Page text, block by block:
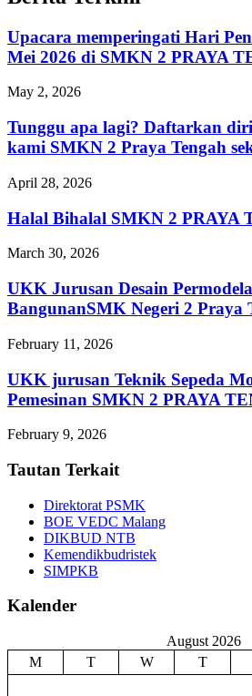
Upacara memperingati Hari
Mei 2026 di SMKN 2 PRAYA
May 2, 2026
Tunggu apa lagi? Daftarkan
kami SMKN 2 Praya Tengah
April 28, 2026
Halal Bihalal SMKN 2 PRAYA
March 30, 2026
UKK Jurusan Desain
BangunanSMK Negeri 2 Praya
February 11, 2026
UKK jurusan Teknik Sepeda
Pemesinan SMKN 2 PRAYA
February 9, 2026
Tautan Terkait
Direktorat PSMK
BOE VEDC Malang
DIKBUD NTB
Kemendikbudristek
SIMPKB
Kalender
August 2026
M
T W T